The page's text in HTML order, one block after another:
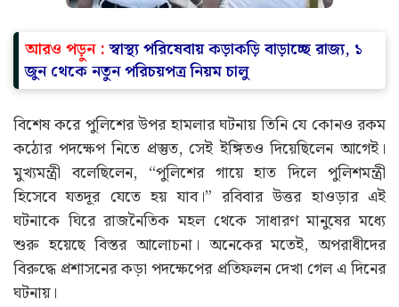
আরও পড়ুন :স্বাস্থ্য পরিষেবায় কড়াকড়ি বাড়াচ্ছে রাজ্য, ১
জুন থেকে নতুন পরিচয়পত্র নিয়ম চালু
বিশেষ করে পুলিশের উপর হামলার ঘটনায় তিনি যে কোনও রকম
কঠোর পদক্ষেপ নিতে প্রস্তুত, সেই ইঙ্গিতও দিয়েছিলেন আগেই।
মুখ্যমন্ত্রী বলেছিলেন, “পুলিশের গায়ে হাত দিলে পুলিশমন্ত্রী
হিসেবে যতদূর যেতে হয় যাব।” রবিবার উত্তর হাওড়ার এই
ঘটনাকে ঘিরে রাজনৈতিক মহল থেকে সাধারণ মানুষের মধ্যে
শুরু হয়েছে বিস্তর আলোচনা। অনেকের মতেই, অপরাধীদের
বিরুদ্ধে প্রশাসনের কড়া পদক্ষেপের প্রতিফলন দেখা গেল এ দিনের
ঘটনায়।